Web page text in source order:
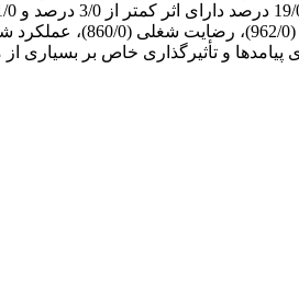
پیامدها و تأثیرگذاری خاص بر